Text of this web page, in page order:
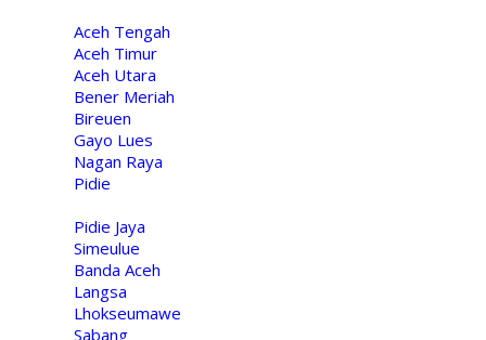
Aceh Tengah
Aceh Timur
Aceh Utara
Bener Meriah
Bireuen
Gayo Lues
Nagan Raya
Pidie
Pidie Jaya
Simeulue
Banda Aceh
Langsa
Lhokseumawe
Sabang